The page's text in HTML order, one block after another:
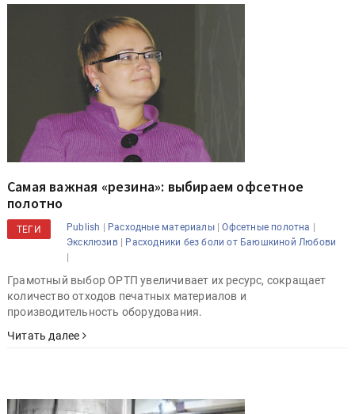
Самая важная «резина»: выбираем офсетное
полотно
ТЕГИ Publish | Расходные материалы|Офсетные полотна |
Эксклюзив| Расходники без боли от Баюшкиной Любови
|
Грамотный выбор ОРТП увеличивает их ресурс, сокращает
количество отходов печатных материалов и
производительность оборудования.
Читать далее